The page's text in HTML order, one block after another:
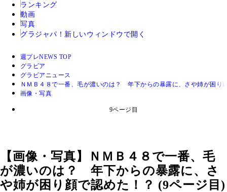
ランキング
動画
写真
グラジャパ！ 新しいウィンドウで開く
週プレNEWS TOP
グラビア
グラビアニュース
ＮＭＢ４８で一番、毛が濃いのは？ 年下からの暴露に、さや姉が困り
画像・写真
9ページ目
【画像・写真】ＮＭＢ４８で一番、毛
が濃いのは？ 年下からの暴露に、さ
や姉が困り顔で認めた！？ (9ページ目)